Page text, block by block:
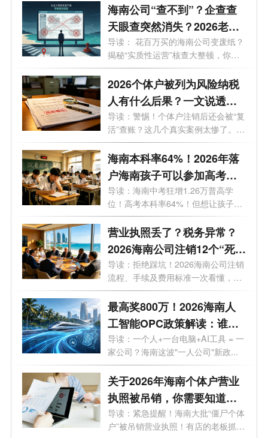
海南公司“查不到”？企查查
天眼查突然消失？2026老板
必看的工商屏蔽避坑与解除
指南！
导读： 花百万买的海南公司变废纸？
揭秘“实质性运营”核查大整顿，你
的...
2026个体户被列为风险纳税
人有什么后果？一文说透原
因与解除办法
导读：警惕！个体户注销后还会被“复
活”查账？这几个真实案例太惨了。
最...
海南本科率64%！2026年落
户海南孩子可以参加高考
吗？答案来了！
导读：海南中考狂增1.26万普高学
位！高考本科率64%！但想让孩子来
海南高考...
营业执照丢了？税务异常？
2026海南公司注销12个“死
结”一次性解开，海南老板速
藏！
导读：拒绝踩坑！2026海南公司注销
流程、手续及费用标准一次看懂，少
走弯...
最高奖800万！2026海南人
工智能OPC政策解读：谁可
以拿、能拿多少、怎么落
地？一文了解！
导读：一个人+一台电脑+AI工具 = 一
家公司？海南这波"一人公司"新政...
关于2026年海南个体户营业
执照被吊销，你需要知道的
10大问题
导读：紧急提醒！海南大批“僵尸个体
户”被吊销营业执照！有店的老板抓